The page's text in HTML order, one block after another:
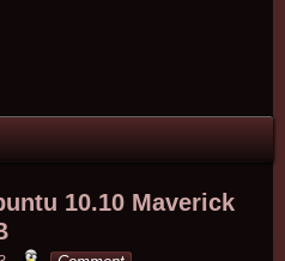
10.10 Maverick
minterior